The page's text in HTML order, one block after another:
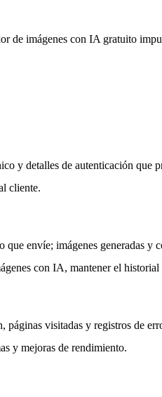
de imágenes con IA gratuito
y detalles de autenticación que
cliente.
envíe; imágenes generadas y
con IA, mantener el
páginas visitadas y registros de
y mejoras de rendimiento.